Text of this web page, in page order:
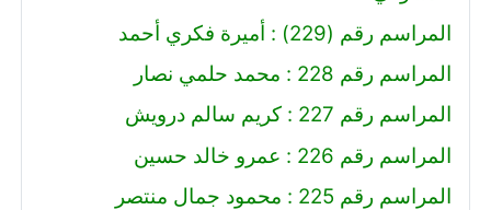
المراسم رقم (229) : أميرة فكري أحمد
المراسم رقم 228 : محمد حلمي نصار
المراسم رقم 227 : كريم سالم درويش
المراسم رقم 226 : عمرو خالد حسين
المراسم رقم 225 : محمود جمال منتصر